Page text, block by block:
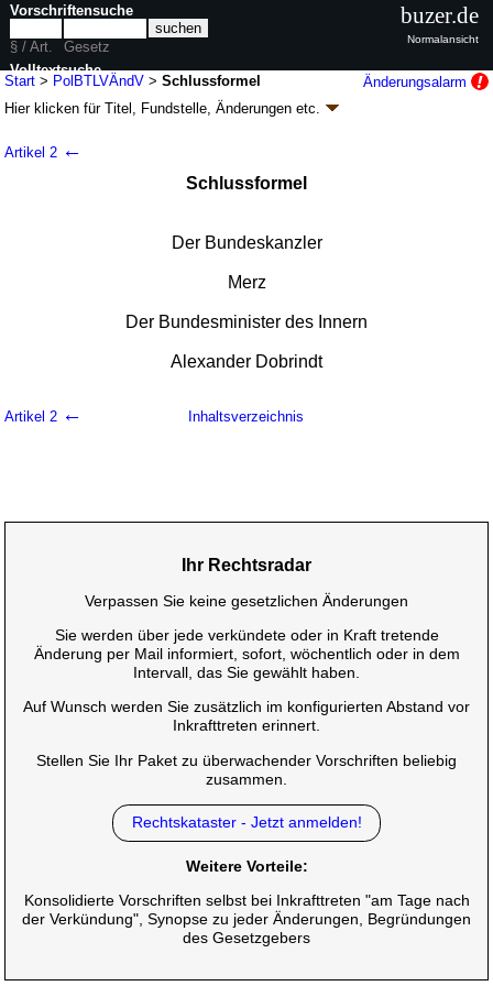
Start > PolBTLVÄndV >Schlussformel
Änderungsalarm
Hier klicken fürTitel, Fundstelle, Änderungen etc.
Verordnung über die Laufbahnen des
Polizeivollzugsdienstes beim Deutschen
BGBl. 2025 I Nr. 180; Geltung ab 30.07.2025
Artikel 2 ←
Schlussformel
Der Bundeskanzler
Merz
Der Bundesminister des Innern
Alexander Dobrindt
Artikel 2 ← Inhaltsverzeichnis
Vorschriftensuche
§ / Art.
Gesetz
Volltextsuche
nur in PolBTLVÄndV
buzer.de
Normalansicht
Ihr Rechtsradar
Verpassen Sie keine gesetzlichen Änderungen
Sie werden über jede verkündete oder in Kraft tretende
Änderung per Mail informiert, sofort, wöchentlich oder in dem
Intervall, das Sie gewählt haben.
Auf Wunsch werden Sie zusätzlich im konfigurierten Abstand vor
Inkrafttreten erinnert.
Stellen Sie Ihr Paket zu überwachender Vorschriften beliebig
zusammen.
Rechtskataster - Jetzt anmelden!
Weitere Vorteile:
Konsolidierte Vorschriften selbst bei Inkrafttreten "am Tage nach
der Verkündung", Synopse zu jeder Änderungen, Begründungen
des Gesetzgebers